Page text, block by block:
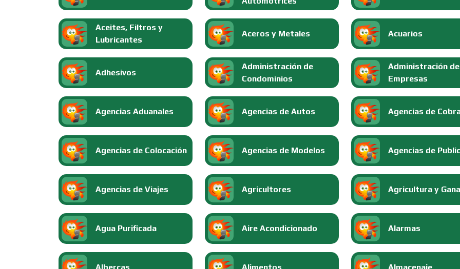
Aceites, Filtros y
Lubricantes
Aceros y Metales Acuarios
Adhesivos
Administración de
Condominios
Administración de
Empresas
Agencias Aduanales Agencias de Autos Agencias de
Agencias de Colocación Agencias de Modelos Agencias de
Agencias de Viajes Agricultores Agricultura y
Agua Purificada Aire Acondicionado Alarmas